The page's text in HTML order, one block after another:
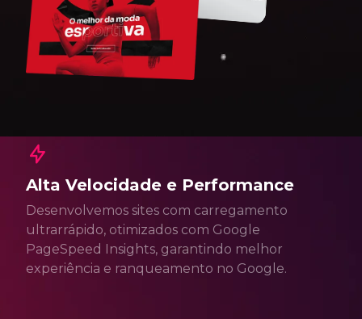
Alta Velocidade e Performance
Desenvolvemos sites com carregamento
ultrarrápido, otimizados com Google
PageSpeed Insights, garantindo melhor
experiência e ranqueamento no Google.